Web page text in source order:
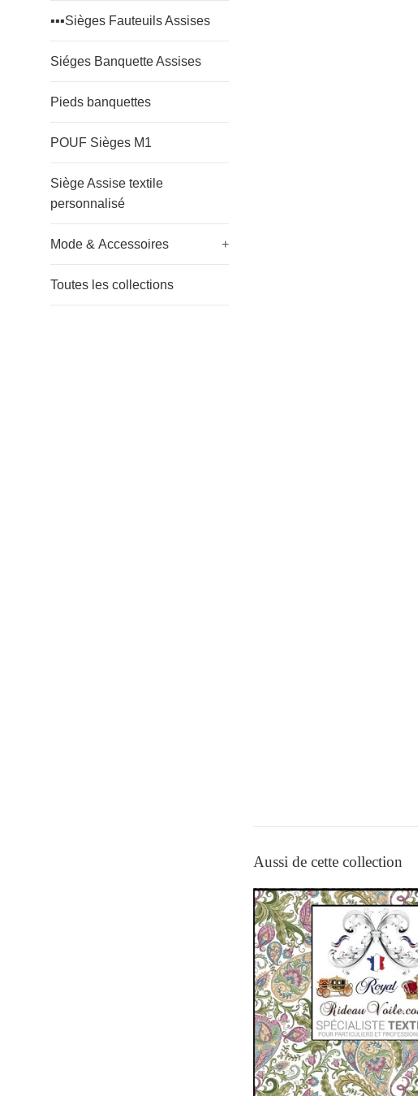
▪️▪️▪️Sièges Fauteuils Assises
Siéges Banquette Assises
Pieds banquettes
POUF Sièges M1
Siège Assise textile
personnalisé
Mode & Accessoires +
Toutes les collections
Aussi de cette collection